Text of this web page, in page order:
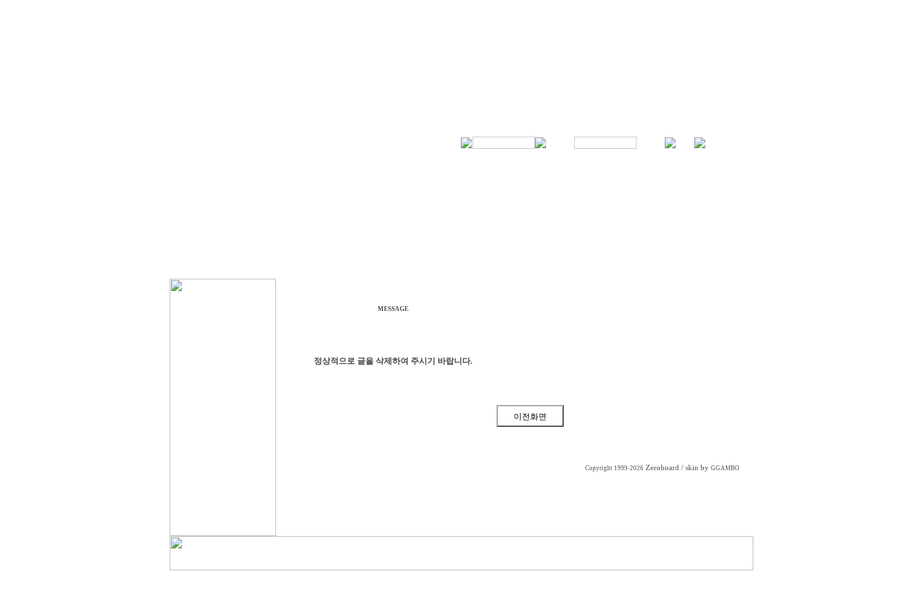
MESSAGE
정상적으로 글을 삭제하여 주시기 바랍니다.
Copyright 1999-2026 Zeroboard / skin by GGAMBO